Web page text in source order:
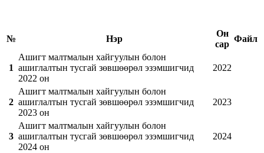
№ Нэр
Он
сар
Файл
1
Ашигт малтмалын хайгуулын болон
ашиглалтын тусгай зөвшөөрөл эзэмшигчид
2022 он
2022
2
Ашигт малтмалын хайгуулын болон
ашиглалтын тусгай зөвшөөрөл эзэмшигчид
2023 он
2023
3
Ашигт малтмалын хайгуулын болон
ашиглалтын тусгай зөвшөөрөл эзэмшигчид
2024 он
2024